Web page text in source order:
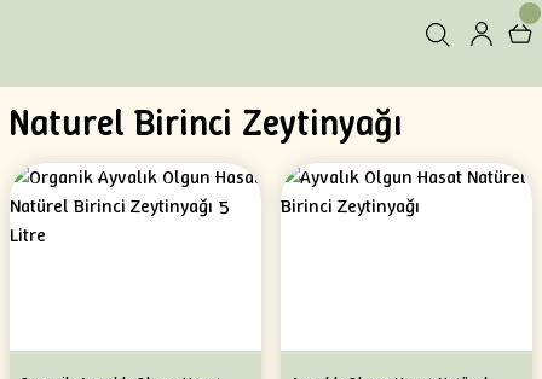
Naturel Birinci Zeytinyağı